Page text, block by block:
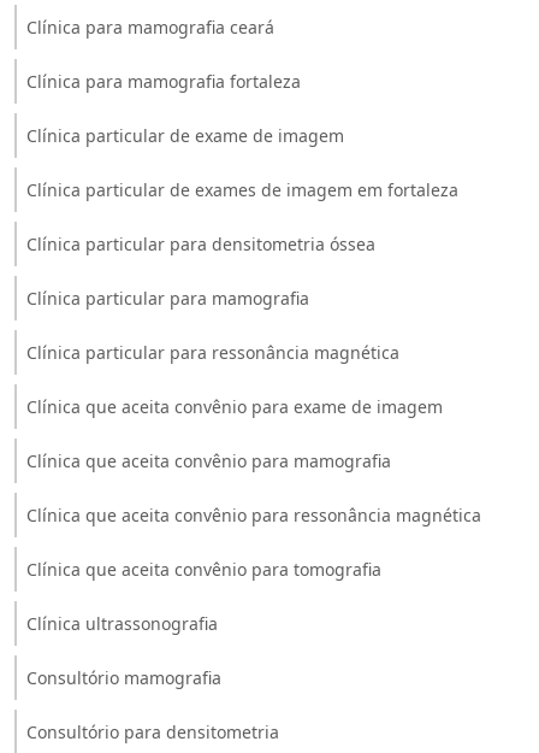
Clínica para mamografia ceará
Clínica para mamografia fortaleza
Clínica particular de exame de imagem
Clínica particular de exames de imagem em fortaleza
Clínica particular para densitometria óssea
Clínica particular para mamografia
Clínica particular para ressonância magnética
Clínica que aceita convênio para exame de imagem
Clínica que aceita convênio para mamografia
Clínica que aceita convênio para ressonância magnética
Clínica que aceita convênio para tomografia
Clínica ultrassonografia
Consultório mamografia
Consultório para densitometria